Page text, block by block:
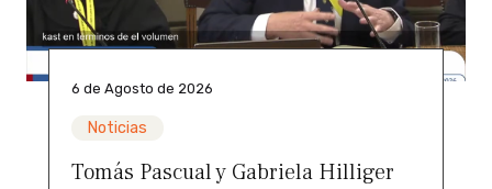
6 de Agosto de 2026
Noticias
Tomás Pascual y Gabriela Hilliger